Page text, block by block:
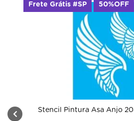
Stencil Pintura Asa Anjo
Frete Grátis #SP 50%OFF